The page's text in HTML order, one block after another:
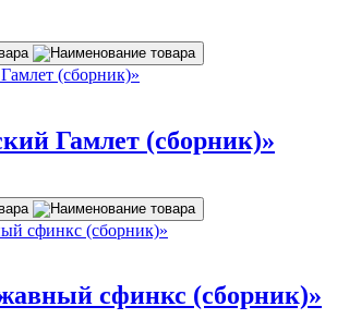
Гамлет (сборник)»
сфинкс (сборник)»